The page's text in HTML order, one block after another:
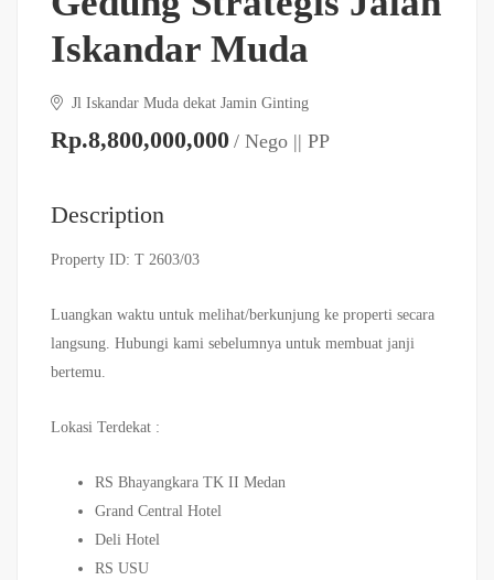
Iskandar Muda
Jl Iskandar Muda dekat Jamin Ginting
Rp.8,800,000,000 / Nego || PP
Description
Property ID: T 2603/03
Luangkan waktu untuk melihat/berkunjung ke properti secara
langsung. Hubungi kami sebelumnya untuk membuat janji
bertemu.
Lokasi Terdekat :
RS Bhayangkara TK II Medan
Grand Central Hotel
Deli Hotel
RS USU